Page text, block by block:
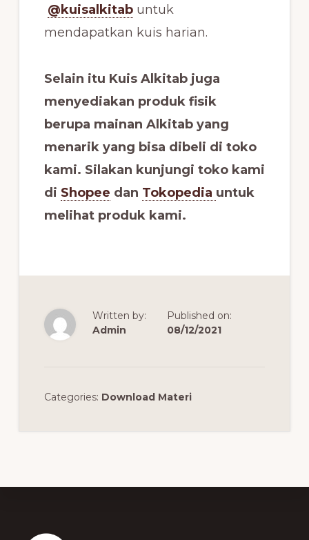
@kuisalkitabuntuk
mendapatkan kuis harian.
Selain itu Kuis Alkitab juga
menyediakan produk fisik
berupa mainan Alkitab yang
menarik yang bisa dibeli di toko
kami. Silakan kunjungi toko kami
di Shopee dan Tokopedia untuk
melihat produk kami.
Written by:
Admin
Published on:
08/12/2021
Categories: Download Materi